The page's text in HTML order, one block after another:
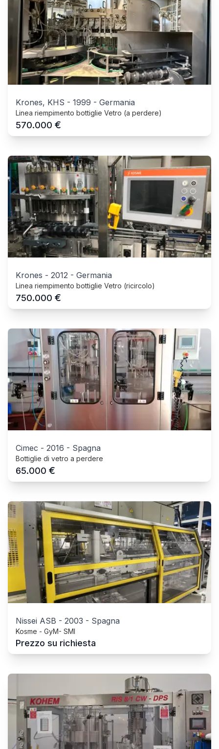
Krones, KHS - 1999 - Germania
Linea riempimento bottiglie Vetro (a perdere)
570.000 €
Krones - 2012 - Germania
Linea riempimento bottiglie Vetro (ricircolo)
750.000 €
Cimec - 2016 - Spagna
Bottiglie di vetro a perdere
65.000 €
Nissei ASB - 2003 - Spagna
Kosme - GyM- SMI
Prezzo su richiesta